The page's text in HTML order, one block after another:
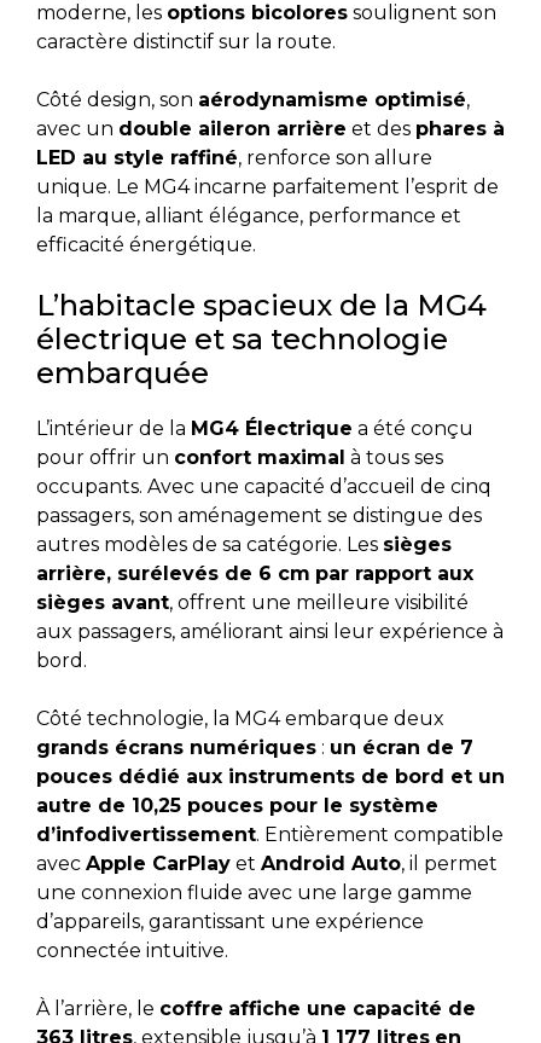
moderne, les options bicolores soulignent son
caractère distinctif sur la route.
Côté design, son aérodynamisme optimisé,
avec un double aileron arrière et des phares à
LED au style raffiné, renforce son allure
unique. Le MG4 incarne parfaitement l’esprit de
la marque, alliant élégance, performance et
efficacité énergétique.
L’habitacle spacieux de la MG4
électrique et sa technologie
embarquée
L’intérieur de la MG4 Électrique a été conçu
pour offrir un confort maximal à tous ses
occupants. Avec une capacité d’accueil de cinq
passagers, son aménagement se distingue des
autres modèles de sa catégorie. Les sièges
arrière, surélevés de 6 cm par rapport aux
sièges avant, offrent une meilleure visibilité
aux passagers, améliorant ainsi leur expérience à
bord.
Côté technologie, la MG4 embarque deux
grands écrans numériques : un écran de 7
pouces dédié aux instruments de bord et un
autre de 10,25 pouces pour le système
d’infodivertissement. Entièrement compatible
avec Apple CarPlay et Android Auto, il permet
une connexion fluide avec une large gamme
d’appareils, garantissant une expérience
connectée intuitive.
À l’arrière, le coffre affiche une capacité de
363 litres, extensible jusqu’à 1 177 litres en